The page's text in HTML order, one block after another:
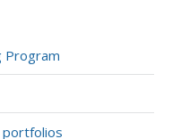
Program
portfolios